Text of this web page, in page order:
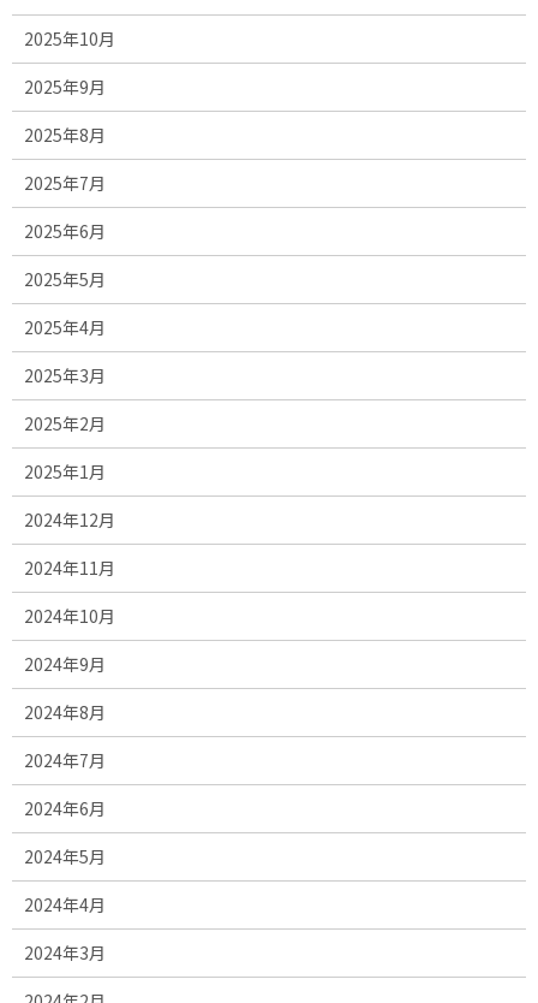
2025年10月
2025年9月
2025年8月
2025年7月
2025年6月
2025年5月
2025年4月
2025年3月
2025年2月
2025年1月
2024年12月
2024年11月
2024年10月
2024年9月
2024年8月
2024年7月
2024年6月
2024年5月
2024年4月
2024年3月